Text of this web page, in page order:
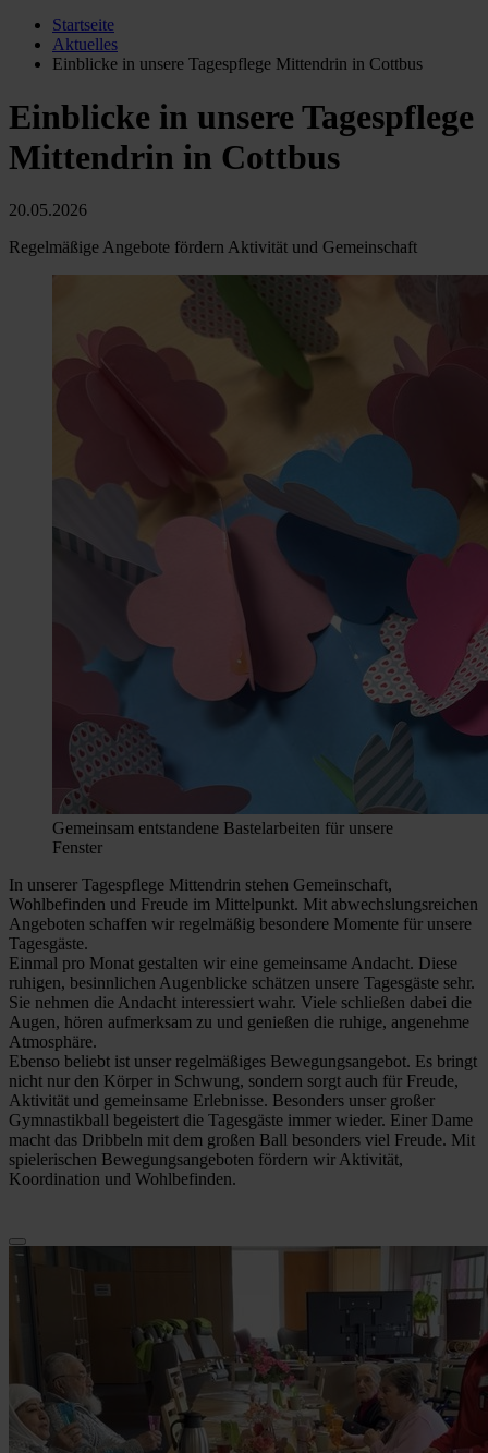
Startseite
Aktuelles
Einblicke in unsere Tagespflege Mittendrin in Cottbus
Einblicke in unsere Tagespflege
Mittendrin in Cottbus
20.05.2026
Regelmäßige Angebote fördern Aktivität und Gemeinschaft
Gemeinsam entstandene Bastelarbeiten für unsere
Fenster
In unserer Tagespflege Mittendrin stehen Gemeinschaft,
Wohlbefinden und Freude im Mittelpunkt. Mit abwechslungsreichen
Angeboten schaffen wir regelmäßig besondere Momente für unsere
Tagesgäste.
Einmal pro Monat gestalten wir eine gemeinsame Andacht. Diese
ruhigen, besinnlichen Augenblicke schätzen unsere Tagesgäste sehr.
Sie nehmen die Andacht interessiert wahr. Viele schließen dabei die
Augen, hören aufmerksam zu und genießen die ruhige, angenehme
Atmosphäre.
Ebenso beliebt ist unser regelmäßiges Bewegungsangebot. Es bringt
nicht nur den Körper in Schwung, sondern sorgt auch für Freude,
Aktivität und gemeinsame Erlebnisse. Besonders unser großer
Gymnastikball begeistert die Tagesgäste immer wieder. Einer Dame
macht das Dribbeln mit dem großen Ball besonders viel Freude. Mit
spielerischen Bewegungsangeboten fördern wir Aktivität,
Koordination und Wohlbefinden.